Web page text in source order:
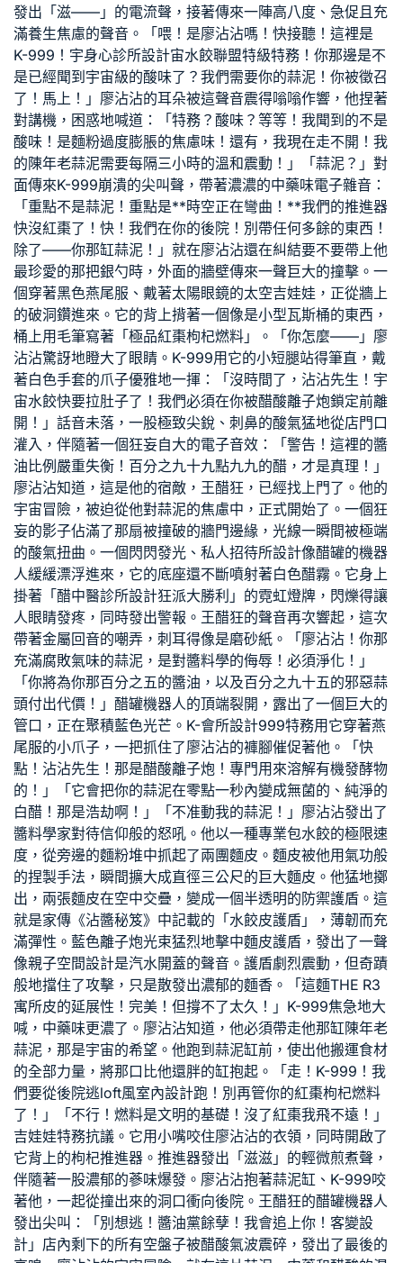
發出「滋——」的電流聲，接著傳來一陣高八度、急促且充
滿養生焦慮的聲音。「喂！是廖沾沾嗎！快接聽！這裡是
K-999！宇身心診所設計宙水餃聯盟特級特務！你那邊是不
是已經聞到宇宙級的酸味了？我們需要你的蒜泥！你被徵召
了！馬上！」廖沾沾的耳朵被這聲音震得嗡嗡作響，他捏著
對講機，困惑地喊道：「特務？酸味？等等！我聞到的不是
酸味！是麵粉過度膨脹的焦慮味！還有，我現在走不開！我
的陳年老蒜泥需要每隔三小時的溫和震動！」「蒜泥？」對
面傳來K-999崩潰的尖叫聲，帶著濃濃的中藥味電子雜音：
「重點不是蒜泥！重點是**時空正在彎曲！**我們的推進器
快沒紅棗了！快！我們在你的後院！別帶任何多餘的東西！
除了——你那缸蒜泥！」就在廖沾沾還在糾結要不要帶上他
最珍愛的那把銀勺時，外面的牆壁傳來一聲巨大的撞擊。一
個穿著黑色燕尾服、戴著太陽眼鏡的太空吉娃娃，正從牆上
的破洞鑽進來。它的背上揹著一個像是小型瓦斯桶的東西，
桶上用毛筆寫著「極品紅棗枸杞燃料」。「你怎麼——」廖
沾沾驚訝地瞪大了眼睛。K-999用它的小短腿站得筆直，戴
著白色手套的爪子優雅地一揮：「沒時間了，沾沾先生！宇
宙水餃快要拉肚子了！我們必須在你被醋酸離子炮鎖定前離
開！」話音未落，一股極致尖銳、刺鼻的酸氣猛地從店門口
灌入，伴隨著一個狂妄自大的電子音效：「警告！這裡的醬
油比例嚴重失衡！百分之九十九點九九的醋，才是真理！」
廖沾沾知道，這是他的宿敵，王醋狂，已經找上門了。他的
宇宙冒險，被迫從他對蒜泥的焦慮中，正式開始了。一個狂
妄的影子佔滿了那扇被撞破的牆門邊緣，光線一瞬間被極端
的酸氣扭曲。一個閃閃發光、 私人招待所設計像醋罐的機器
人緩緩漂浮進來，它的底座還不斷噴射著白色醋霧。它身上
掛著「醋中醫診所設計狂派大勝利」的霓虹燈牌，閃爍得讓
人眼睛發疼，同時發出警報。王醋狂的聲音再次響起，這次
帶著金屬回音的嘲弄，刺耳得像是磨砂紙。「廖沾沾！你那
充滿腐敗氣味的蒜泥，是對醬料學的侮辱！必須淨化！」
「你將為你那百分之五的醬油，以及百分之九十五的邪惡蒜
頭付出代價！」醋罐機器人的頂端裂開，露出了一個巨大的
管口，正在聚積藍色光芒。K-會所設計999特務用它穿著燕
尾服的小爪子，一把抓住了廖沾沾的褲腳催促著他。「快
點！沾沾先生！那是醋酸離子炮！專門用來溶解有機發酵物
的！」「它會把你的蒜泥在零點一秒內變成無菌的、純淨的
白醋！那是浩劫啊！」「不准動我的蒜泥！」廖沾沾發出了
醬料學家對待信仰般的怒吼。他以一種專業包水餃的極限速
度，從旁邊的麵粉堆中抓起了兩團麵皮。麵皮被他用氣功般
的捏製手法，瞬間擴大成直徑三公尺的巨大麵皮。他猛地擲
出，兩張麵皮在空中交疊，變成一個半透明的防禦護盾。這
就是家傳《沾醬秘笈》中記載的「水餃皮護盾」，薄韌而充
滿彈性。藍色離子炮光束猛烈地擊中麵皮護盾，發出了一聲
像親子空間設計是汽水開蓋的聲音。護盾劇烈震動，但奇蹟
般地擋住了攻擊，只是散發出濃郁的麵香。「這麵THE R3
寓所皮的延展性！完美！但撐不了太久！」K-999焦急地大
喊，中藥味更濃了。廖沾沾知道，他必須帶走他那缸陳年老
蒜泥，那是宇宙的希望。他跑到蒜泥缸前，使出他搬運食材
的全部力量，將那口比他還胖的缸抱起。「走！K-999！我
們要從後院逃loft風室內設計跑！別再管你的紅棗枸杞燃料
了！」「不行！燃料是文明的基礎！沒了紅棗我飛不遠！」
吉娃娃特務抗議。它用小嘴咬住廖沾沾的衣領，同時開啟了
它背上的枸杞推進器。推進器發出「滋滋」的輕微煎煮聲，
伴隨著一股濃郁的蔘味爆發。廖沾沾抱著蒜泥缸、K-999咬
著他，一起從撞出來的洞口衝向後院。王醋狂的醋罐機器人
發出尖叫：「別想逃！醬油黨餘孽！我會追上你！ 客變設
計 」店內剩下的所有空盤子被醋酸氣波震碎，發出了最後的